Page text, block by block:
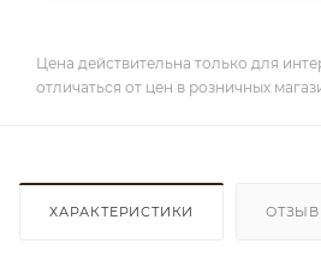
Цена действительна только для
отличаться от цен в розничных
ХАРАКТЕРИСТИКИ